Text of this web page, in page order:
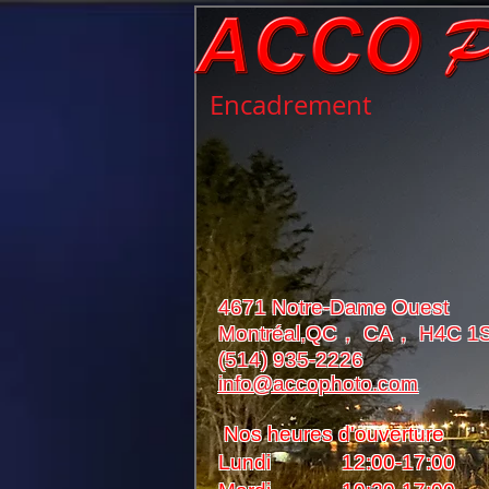
Encadrement
4671 Notre-Dame Ouest
Montréal,QC， CA， H4C
(514) 935-2226
info@accophoto.com
Nos heures d'ouverture
Lundi 12:00-17:00